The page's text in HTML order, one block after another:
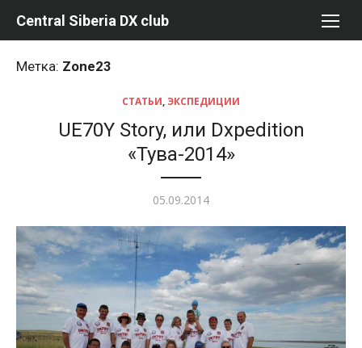
Central Siberia DX club
Метка: Zone23
СТАТЬИ, ЭКСПЕДИЦИИ
UE70Y Story, или Dxpedition
«Тува-2014»
Опубликовано
05.09.2014